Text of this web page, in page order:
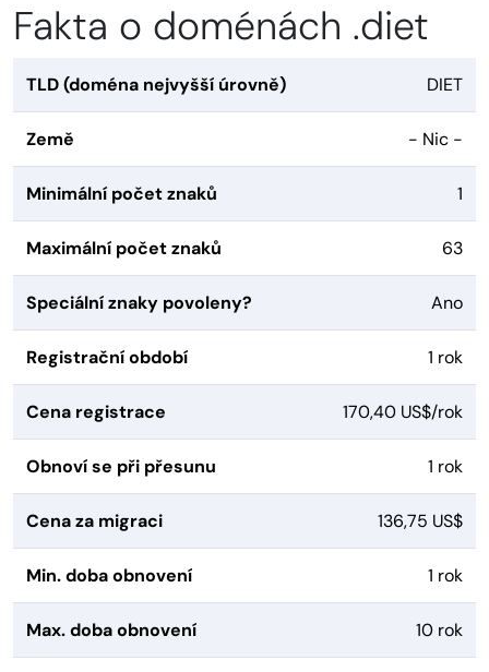
Fakta o doménách .diet
TLD (doména nejvyšší úrovně) DIET
Země - Nic -
Minimální počet znaků 1
Maximální počet znaků 63
Speciální znaky povoleny? Ano
Registrační období 1 rok
Cena registrace 170,40 US$/rok
Obnoví se při přesunu 1 rok
Cena za migraci 136,75 US$
Min. doba obnovení 1 rok
Max. doba obnovení 10 rok